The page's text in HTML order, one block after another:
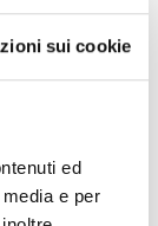
sui cookie
ed
e per
di
escono
si ripete nei
e